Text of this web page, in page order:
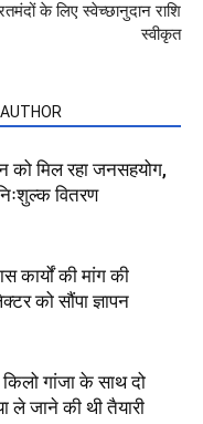
के लिए स्वेच्छानुदान राशि
स्वीकृत
को मिल रहा जनसहयोग,
वितरण
कार्यों की मांग की
को सौंपा ज्ञापन
गांजा के साथ दो
ले जाने की थी तैयारी